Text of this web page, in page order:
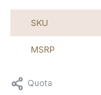
SKU
MSRP
Quota